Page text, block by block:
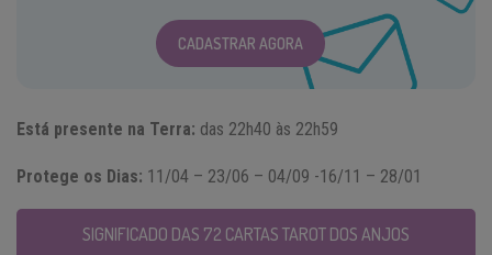
CADASTRAR AGORA
Está presente na Terra: das 22h40 às 22h59
Protege os Dias: 11/04 – 23/06 – 04/09 -16/11 – 28/01
SIGNIFICADO DAS 72 CARTAS TAROT DOS ANJOS